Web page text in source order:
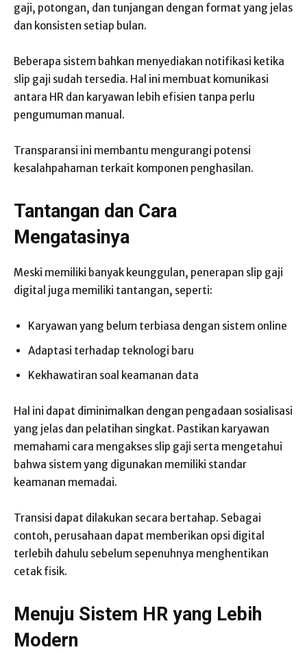
gaji, potongan, dan tunjangan dengan format yang jelas
dan konsisten setiap bulan.
Beberapa sistem bahkan menyediakan notifikasi ketika
slip gaji sudah tersedia. Hal ini membuat komunikasi
antara HR dan karyawan lebih efisien tanpa perlu
pengumuman manual.
Transparansi ini membantu mengurangi potensi
kesalahpahaman terkait komponen penghasilan.
Tantangan dan Cara
Mengatasinya
Meski memiliki banyak keunggulan, penerapan slip gaji
digital juga memiliki tantangan, seperti:
Karyawan yang belum terbiasa dengan sistem online
Adaptasi terhadap teknologi baru
Kekhawatiran soal keamanan data
Hal ini dapat diminimalkan dengan pengadaan sosialisasi
yang jelas dan pelatihan singkat. Pastikan karyawan
memahami cara mengakses slip gaji serta mengetahui
bahwa sistem yang digunakan memiliki standar
keamanan memadai.
Transisi dapat dilakukan secara bertahap. Sebagai
contoh, perusahaan dapat memberikan opsi digital
terlebih dahulu sebelum sepenuhnya menghentikan
cetak fisik.
Menuju Sistem HR yang Lebih
Modern